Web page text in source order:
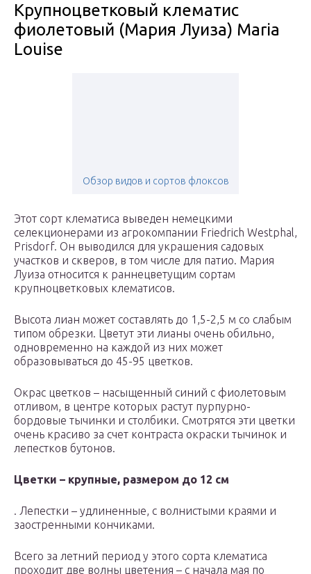
Крупноцветковый клематис
фиолетовый (Мария Луиза) Maria
Louise
Обзор видов и сортов флоксов
Этот сорт клематиса выведен немецкими
селекционерами из агрокомпании Friedrich Westphal,
Prisdorf. Он выводился для украшения садовых
участков и скверов, в том числе для патио. Мария
Луиза относится к раннецветущим сортам
крупноцветковых клематисов.
Высота лиан может составлять до 1,5-2,5 м со слабым
типом обрезки. Цветут эти лианы очень обильно,
одновременно на каждой из них может
образовываться до 45-95 цветков.
Окрас цветков – насыщенный синий с фиолетовым
отливом, в центре которых растут пурпурно-
бордовые тычинки и столбики. Смотрятся эти цветки
очень красиво за счет контраста окраски тычинок и
лепестков бутонов.
Цветки – крупные, размером до 12 см
. Лепестки – удлиненные, с волнистыми краями и
заостренными кончиками.
Всего за летний период у этого сорта клематиса
проходит две волны цветения – с начала мая по